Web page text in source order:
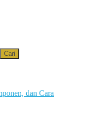
dan Cara